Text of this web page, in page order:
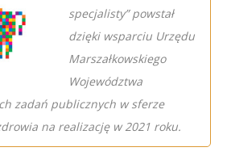
specjalisty” powstał
dzięki wsparciu Urzędu
Marszałkowskiego
Województwa
zadań publicznych w sferze
na realizację w 2021 roku.